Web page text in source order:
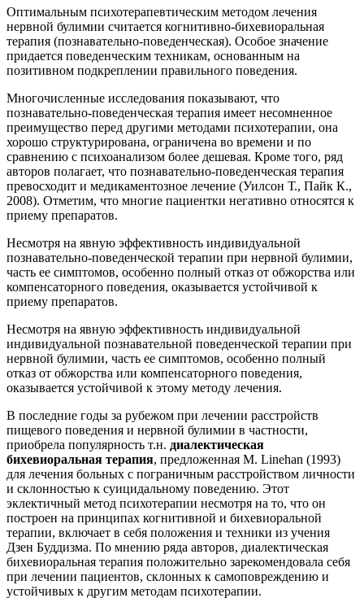
Оптимальным психотерапевтическим методом лечения
нервной булимии считается когнитивно-бихевиоральная
терапия (познавательно-поведенческая). Особое значение
придается поведенческим техникам, основанным на
позитивном подкреплении правильного поведения.
Многочисленные исследования показывают, что
познавательно-поведенческая терапия имеет несомненное
преимущество перед другими методами психотерапии, она
хорошо структурирована, ограничена во времени и по
сравнению с психоанализом более дешевая. Кроме того, ряд
авторов полагает, что познавательно-поведенческая терапия
превосходит и медикаментозное лечение (Уилсон Т., Пайк К.,
2008). Отметим, что многие пациентки негативно относятся к
приему препаратов.
Несмотря на явную эффективность индивидуальной
познавательно-поведенческой терапии при нервной булимии,
часть ее симптомов, особенно полный отказ от обжорства или
компенсаторного поведения, оказывается устойчивой к
приему препаратов.
Несмотря на явную эффективность индивидуальной
индивидуальной познавательной поведенческой терапии при
нервной булимии, часть ее симптомов, особенно полный
отказ от обжорства или компенсаторного поведения,
оказывается устойчивой к этому методу лечения.
В последние годы за рубежом при лечении расстройств
пищевого поведения и нервной булимии в частности,
приобрела популярность т.н. диалектическая
бихевиоральная терапия, предложенная M. Linehan (1993)
для лечения больных с пограничным расстройством личности
и склонностью к суицидальному поведению. Этот
эклектичный метод психотерапии несмотря на то, что он
построен на принципах когнитивной и бихевиоральной
терапии, включает в себя положения и техники из учения
Дзен Буддизма. По мнению ряда авторов, диалектическая
бихевиоральная терапия положительно зарекомендовала себя
при лечении пациентов, склонных к самоповреждению и
устойчивых к другим методам психотерапии.